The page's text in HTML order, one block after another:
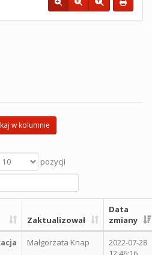
w kolumnie
pozycji
Zaktualizował
Data
zmiany
Małgorzata Knap
2022-07-28